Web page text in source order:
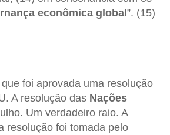
econômica global ”. (15)
foi aprovada uma resolução
A resolução das Nações
Um verdadeiro raio. A
resolução foi tomada pelo